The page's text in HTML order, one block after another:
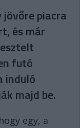
piacra
és már
futó
induló
majd be.
egy, a